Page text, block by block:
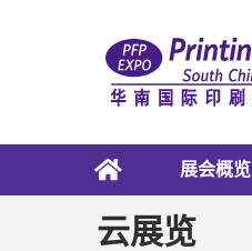
展会概览
云展览